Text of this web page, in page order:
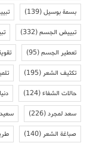
بسمة بوسيل(139)
تبييض الجسم(332)
تعطير الجسم(95)
تكثيف الشعر(195)
حالات الشفاء(124)
سعد لمجرد(226)
صباغة الشعر(140)